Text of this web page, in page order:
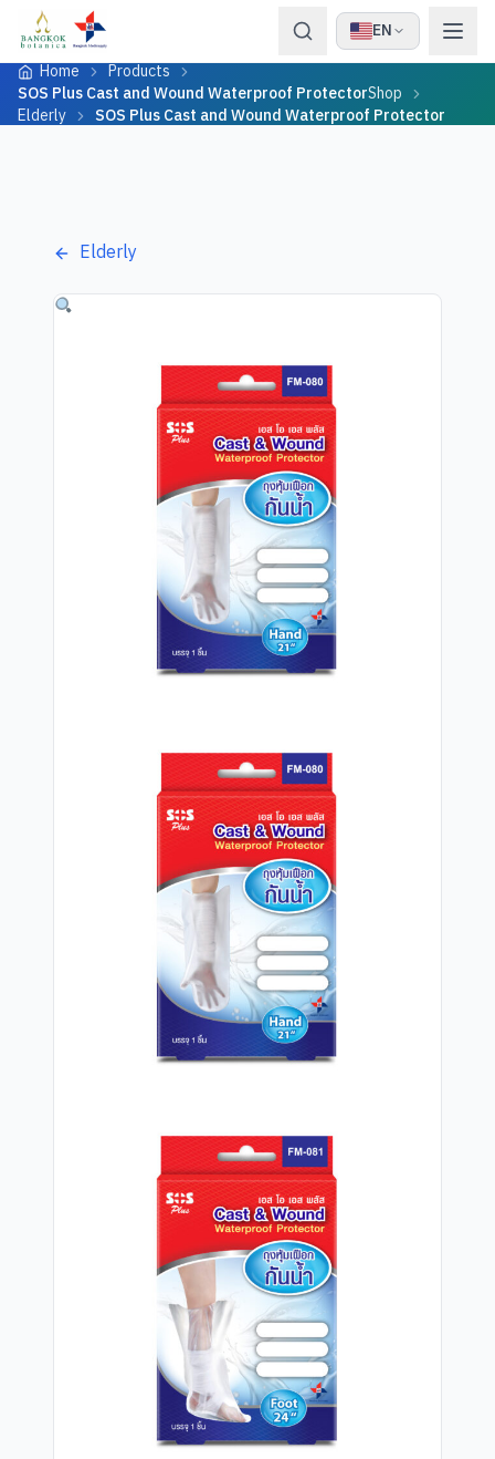
Skip to content
EN
Home
Products
SOS Plus Cast and Wound Waterproof ProtectorShop
Elderly
SOS Plus Cast and Wound Waterproof Protector
Elderly